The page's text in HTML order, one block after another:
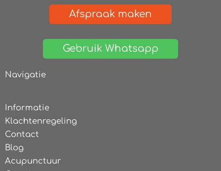
Afspraak maken
Gebruik Whatsapp
Navigatie
Informatie
Klachtenregeling
Contact
Blog
Acupunctuur